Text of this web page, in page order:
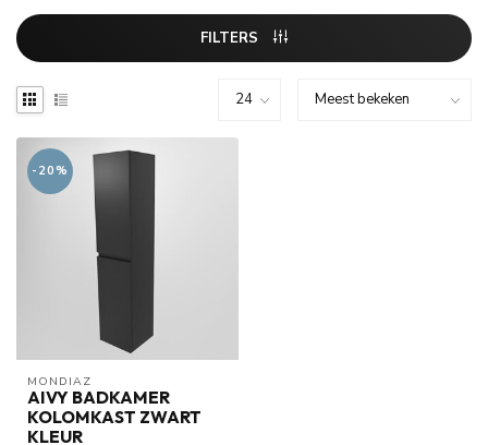
FILTERS
-20%
MONDIAZ
AIVY BADKAMER
KOLOMKAST ZWART
KLEUR